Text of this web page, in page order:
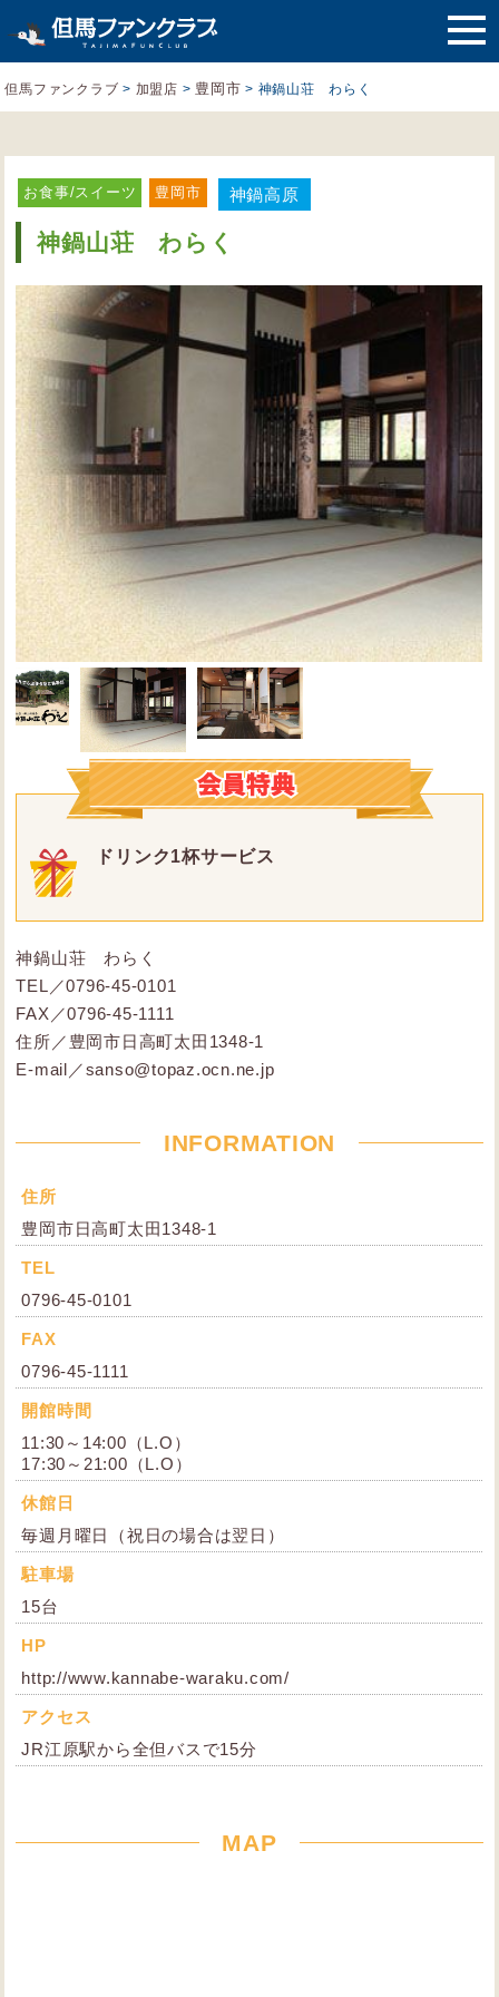
但馬ファンクラブ > 加盟店 > 豊岡市 > 神鍋山荘 わらく
お食事/スイーツ 豊岡市 神鍋高原
神鍋山荘 わらく
ドリンク1杯サービス
神鍋山荘 わらく
TEL／0796-45-0101
FAX／0796-45-1111
住所／豊岡市日高町太田1348-1
E-mail／sanso@topaz.ocn.ne.jp
INFORMATION
住所
豊岡市日高町太田1348-1
TEL
0796-45-0101
FAX
0796-45-1111
開館時間
11:30～14:00（L.O）
17:30～21:00（L.O）
休館日
毎週月曜日（祝日の場合は翌日）
駐車場
15台
HP
http://www.kannabe-waraku.com/
アクセス
JR江原駅から全但バスで15分
MAP